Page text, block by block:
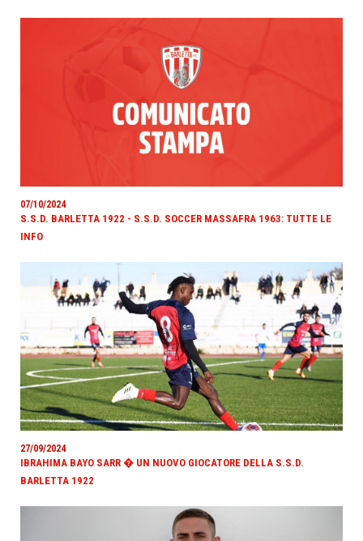
07/10/2024
S.S.D. BARLETTA 1922 - S.S.D. SOCCER MASSAFRA 1963: TUTTE LE
INFO
27/09/2024
IBRAHIMA BAYO SARR � UN NUOVO GIOCATORE DELLA S.S.D.
BARLETTA 1922